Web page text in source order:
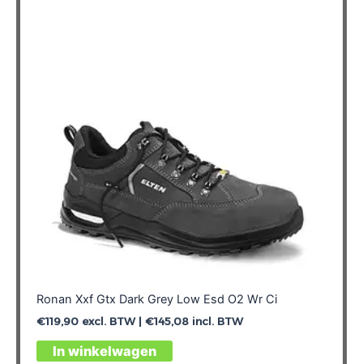
Ronan Xxf Gtx Dark Grey Low Esd O2 Wr Ci
€119,90excl. BTW | €145,08incl. BTW
In winkelwagen
Dit